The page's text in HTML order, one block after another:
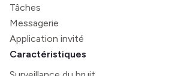
Tâches
Messagerie
Application invité
Caractéristiques